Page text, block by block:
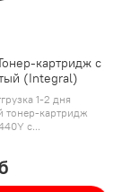
картридж с
(Integral)
1-2 дня
тонер-картридж
с...